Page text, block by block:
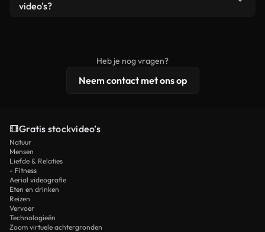
remixen. Zorg er wel voor dat het eindproduct
video's?
licentiebescherming omvat.
Heb je nog vragen?
Neem contact met ons op
Gratis stockvideo’s
Natuur
Mensen
Liefde & Relaties
- Fitness
Aerial videografie
Eten en drinken
Reizen
Vervoer
Technologieën
Zoom virtuele achtergronden